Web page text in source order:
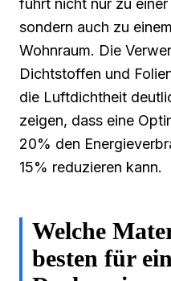
führt nicht nur zu
sondern auch zu
Wohnraum. Die
Dichtstoffen und
die Luftdichtheit
zeigen, dass eine
20% den
15% reduzieren kann.
Welche
besten für